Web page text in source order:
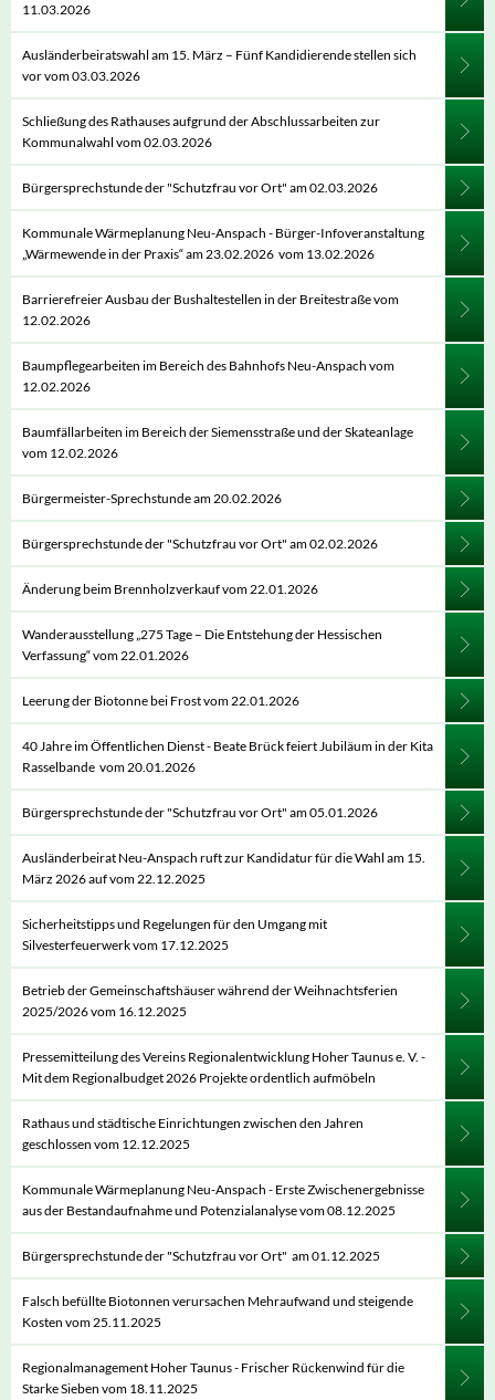
11.03.2026
Ausländerbeiratswahl am 15. März – Fünf Kandidierende stellen sich
vor vom 03.03.2026
Schließung des Rathauses aufgrund der Abschlussarbeiten zur
Kommunalwahl vom 02.03.2026
Bürgersprechstunde der "Schutzfrau vor Ort" am 02.03.2026
Kommunale Wärmeplanung Neu-Anspach - Bürger-Infoveranstaltung
„Wärmewende in der Praxis“ am 23.02.2026 vom 13.02.2026
Barrierefreier Ausbau der Bushaltestellen in der Breitestraße vom
12.02.2026
Baumpflegearbeiten im Bereich des Bahnhofs Neu-Anspach vom
12.02.2026
Baumfällarbeiten im Bereich der Siemensstraße und der Skateanlage
vom 12.02.2026
Bürgermeister-Sprechstunde am 20.02.2026
Bürgersprechstunde der "Schutzfrau vor Ort" am 02.02.2026
Änderung beim Brennholzverkauf vom 22.01.2026
Wanderausstellung „275 Tage – Die Entstehung der Hessischen
Verfassung“ vom 22.01.2026
Leerung der Biotonne bei Frost vom 22.01.2026
40 Jahre im Öffentlichen Dienst - Beate Brück feiert Jubiläum in der Kita
Rasselbande vom 20.01.2026
Bürgersprechstunde der "Schutzfrau vor Ort" am 05.01.2026
Ausländerbeirat Neu-Anspach ruft zur Kandidatur für die Wahl am 15.
März 2026 auf vom 22.12.2025
Sicherheitstipps und Regelungen für den Umgang mit
Silvesterfeuerwerk vom 17.12.2025
Betrieb der Gemeinschaftshäuser während der Weihnachtsferien
2025/2026 vom 16.12.2025
Pressemitteilung des Vereins Regionalentwicklung Hoher Taunus e. V. -
Mit dem Regionalbudget 2026 Projekte ordentlich aufmöbeln
Rathaus und städtische Einrichtungen zwischen den Jahren
geschlossen vom 12.12.2025
Kommunale Wärmeplanung Neu-Anspach - Erste Zwischenergebnisse
aus der Bestandaufnahme und Potenzialanalyse vom 08.12.2025
Bürgersprechstunde der "Schutzfrau vor Ort" am 01.12.2025
Falsch befüllte Biotonnen verursachen Mehraufwand und steigende
Kosten vom 25.11.2025
Regionalmanagement Hoher Taunus - Frischer Rückenwind für die
Starke Sieben vom 18.11.2025